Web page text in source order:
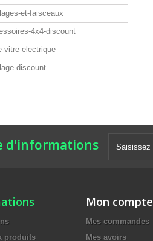
et-faisceaux
4x4-discount
vitre-electrique
discount
d'informations
produits
Mon compte
Mes commandes
Mes avoirs